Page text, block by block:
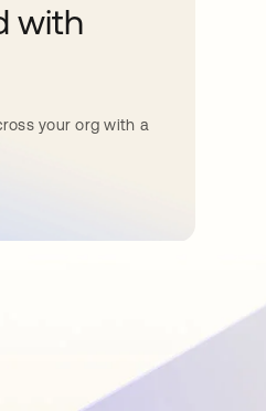
with
your org with a